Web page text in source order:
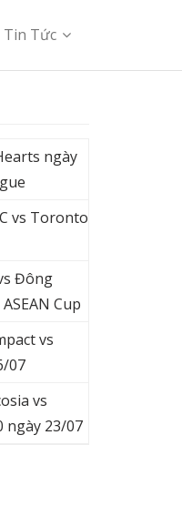
Tin Tức
ngày
vs Toronto
Đông
Cup
vs
07
vs
ngày 23/07